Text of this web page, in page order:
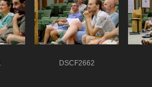
DSCF2662